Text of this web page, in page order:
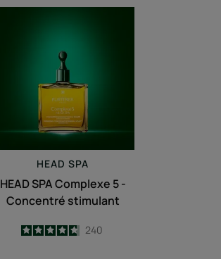
Complexe
5
-
Concentré
stimulant
HEAD SPA
HEAD SPA Complexe 5 -
Concentré stimulant
4.7
/5
240